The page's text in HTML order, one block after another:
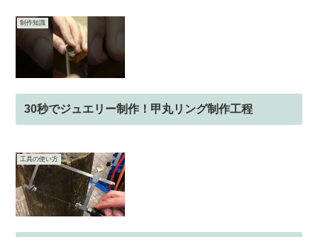
制作知識
30秒でジュエリー制作！甲丸リング制作工程
工具の使い方